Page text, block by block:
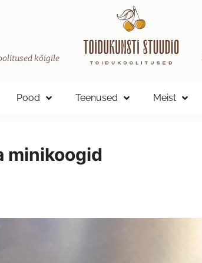
kõigile
Pood Teenused Meist
minikoogid